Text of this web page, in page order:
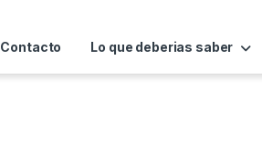
Contacto Lo que deberias saber